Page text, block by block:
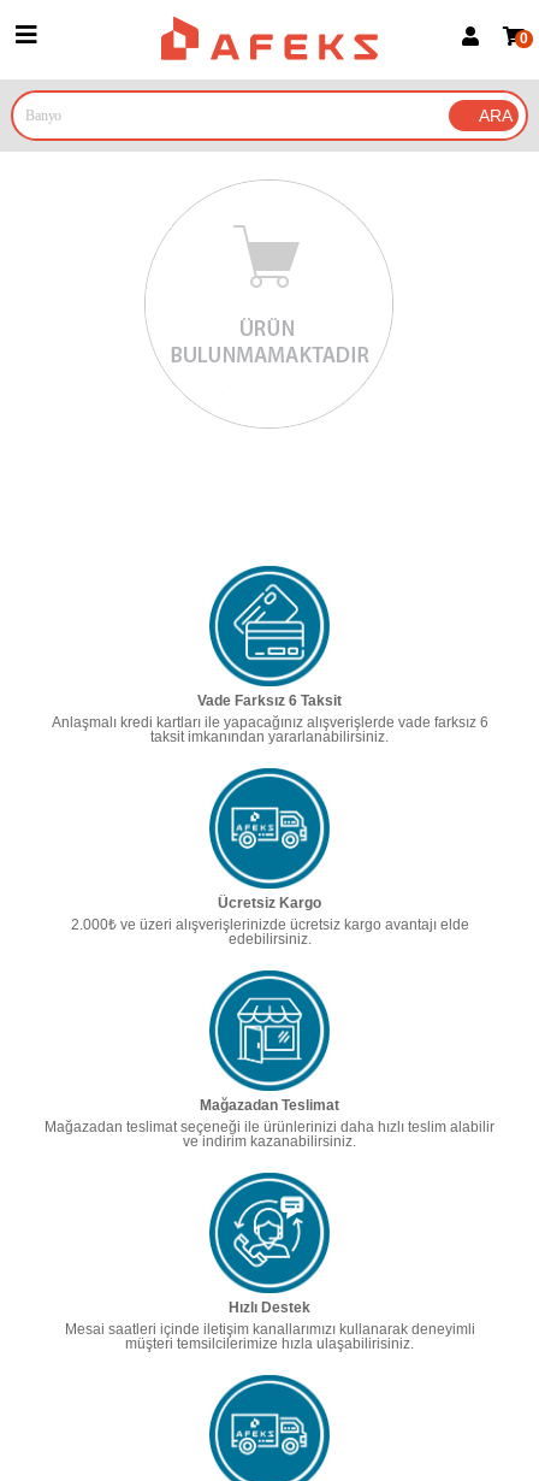
Google İle Bağlan
0
Vade Farksız 6 Taksit
Anlaşmalı kredi kartları ile yapacağınız alışverişlerde vade farksız 6
taksit imkanından yararlanabilirsiniz.
Ücretsiz Kargo
2.000₺ ve üzeri alışverişlerinizde ücretsiz kargo avantajı elde
edebilirsiniz.
Mağazadan Teslimat
Mağazadan teslimat seçeneği ile ürünlerinizi daha hızlı teslim alabilir
ve indirim kazanabilirsiniz.
Hızlı Destek
Mesai saatleri içinde iletişim kanallarımızı kullanarak deneyimli
müşteri temsilcilerimize hızla ulaşabilirisiniz.